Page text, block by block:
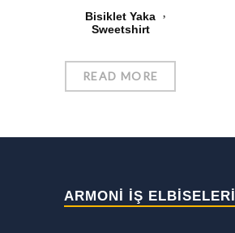
Bisiklet Yaka
Sweetshirt
READ MORE
ARMONİ İŞ ELBİSELERİ